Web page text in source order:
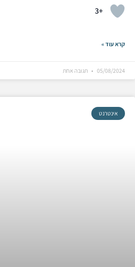
+3
קרא עוד »
05/08/2024 תגובה אחת
אינטרנט